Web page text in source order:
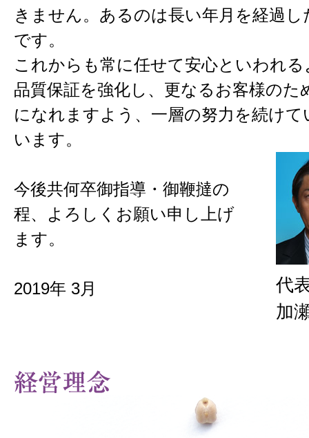
きません。あるのは長い年月を経過し
です。
これからも常に任せて安心といわれ
品質保証を強化し、更なるお客様のた
になれますよう、一層の努力を続けて
います。
代
加
今後共何卒御指導・御鞭撻の
程、よろしくお願い申し上げ
ます。
2019年 3月